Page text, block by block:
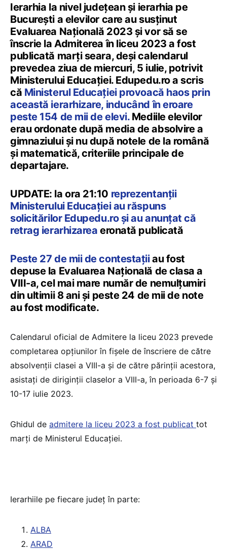
Ierarhia la nivel județean și ierarhia pe
București a elevilor care au susținut
Evaluarea Națională 2023 și vor să se
înscrie la Admiterea în liceu 2023 a fost
publicată marți seara, deși calendarul
prevedea ziua de miercuri, 5 iulie, potrivit
Ministerului Educației. Edupedu.ro a scris
că Ministerul Educației provoacă haos prin
această ierarhizare, inducând în eroare
peste 154 de mii de elevi. Mediile elevilor
erau ordonate după media de absolvire a
gimnaziului și nu după notele de la română
și matematică, criteriile principale de
departajare.
UPDATE: la ora 21:10 reprezentanții
Ministerului Educației au răspuns
solicitărilor Edupedu.ro și au anunțat că
retrag ierarhizarea eronată publicată
Peste 27 de mii de contestațiiau fost
depuse la Evaluarea Națională de clasa a
VIII-a, cel mai mare număr de nemulțumiri
din ultimii 8 ani și peste 24 de mii de note
au fost modificate.
Calendarul oficial de Admitere la liceu 2023 prevede
completarea opțiunilor în fișele de înscriere de către
absolvenții clasei a VIII-a și de către părinții acestora,
asistați de diriginții claselor a VIII-a, în perioada 6-7 și
10-17 iulie 2023.
Ghidul de admitere la liceu 2023 a fost publicat tot
marți de Ministerul Educației.
Ierarhiile pe fiecare județ în parte:
ALBA
ARAD